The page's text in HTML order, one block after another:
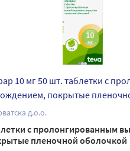
10 мг 50 шт. таблетки с
покрытые
д.о.о.
с пролонгированным
пленочной оболочкой